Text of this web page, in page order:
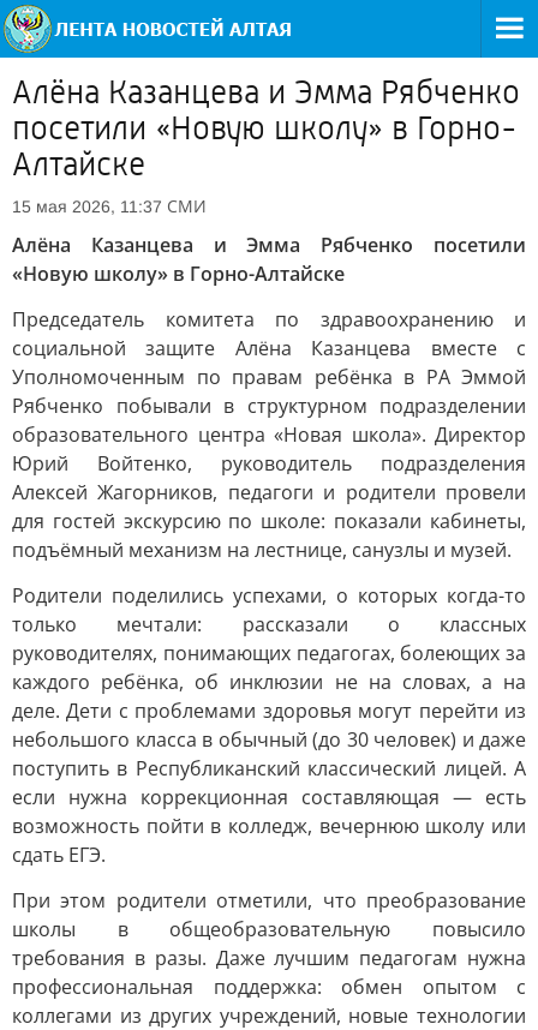
Алёна Казанцева и Эмма Рябченко
посетили «Новую школу» в Горно-
Алтайске
15 мая 2026, 11:37 СМИ
Алёна Казанцева и Эмма Рябченко посетили
«Новую школу» в Горно-Алтайске
Председатель комитета по здравоохранению и
социальной защите Алёна Казанцева вместе с
Уполномоченным по правам ребёнка в РА Эммой
Рябченко побывали в структурном подразделении
образовательного центра «Новая школа». Директор
Юрий Войтенко, руководитель подразделения
Алексей Жагорников, педагоги и родители провели
для гостей экскурсию по школе: показали кабинеты,
подъёмный механизм на лестнице, санузлы и музей.
Родители поделились успехами, о которых когда-то
только мечтали: рассказали о классных
руководителях, понимающих педагогах, болеющих за
каждого ребёнка, об инклюзии не на словах, а на
деле. Дети с проблемами здоровья могут перейти из
небольшого класса в обычный (до 30 человек) и даже
поступить в Республиканский классический лицей. А
если нужна коррекционная составляющая — есть
возможность пойти в колледж, вечернюю школу или
сдать ЕГЭ.
При этом родители отметили, что преобразование
школы в общеобразовательную повысило
требования в разы. Даже лучшим педагогам нужна
профессиональная поддержка: обмен опытом с
коллегами из других учреждений, новые технологии